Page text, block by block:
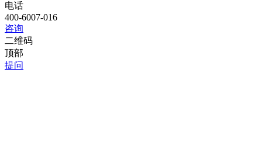
电话
400-6007-016
咨询
二维码
顶部
提问